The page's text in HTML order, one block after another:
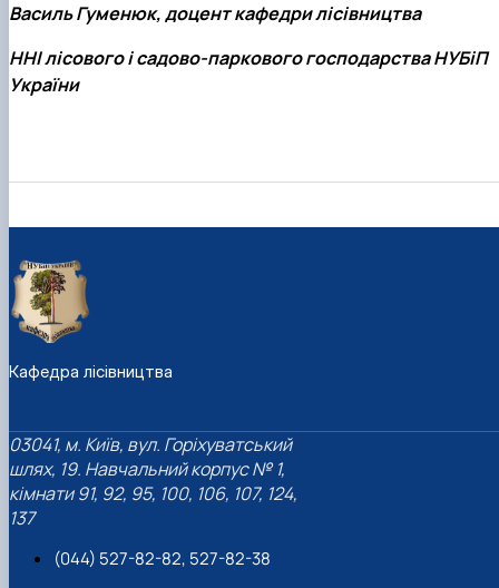
Василь Гуменюк, доцент кафедри лісівництва
ННІ лісового і садово-паркового господарства НУБіП
України
Кафедра лісівництва
03041, м. Київ, вул. Горіхуватський
шлях, 19. Навчальний корпус № 1,
кімнати 91, 92, 95, 100, 106, 107, 124,
137
(044) 527-82-82, 527-82-38